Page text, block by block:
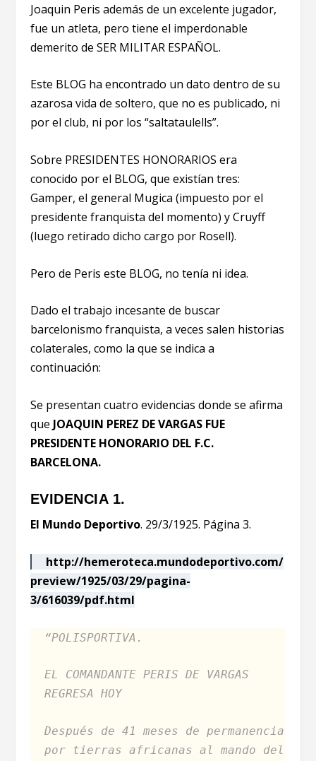
Joaquin Peris además de un excelente jugador,
fue un atleta, pero tiene el imperdonable
demerito de SER MILITAR ESPAÑOL.
Este BLOG ha encontrado un dato dentro de su
azarosa vida de soltero, que no es publicado, ni
por el club, ni por los “saltataulells”.
Sobre PRESIDENTES HONORARIOS era
conocido por el BLOG, que existían tres:
Gamper, el general Mugica (impuesto por el
presidente franquista del momento) y Cruyff
(luego retirado dicho cargo por Rosell).
Pero de Peris este BLOG, no tenía ni idea.
Dado el trabajo incesante de buscar
barcelonismo franquista, a veces salen historias
colaterales, como la que se indica a
continuación:
Se presentan cuatro evidencias donde se afirma
que JOAQUIN PEREZ DE VARGAS FUE
PRESIDENTE HONORARIO DEL F.C.
BARCELONA.
EVIDENCIA 1.
El Mundo Deportivo. 29/3/1925. Página 3.
http://hemeroteca.mundodeportivo.com/
preview/1925/03/29/pagina-
3/616039/pdf.html
“POLISPORTIVA.
EL COMANDANTE PERIS DE VARGAS
REGRESA HOY
Después de 41 meses de permanencia
por tierras africanas al mando del